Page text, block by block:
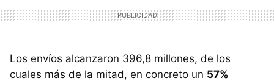
Los envíos alcanzaron 396,8 millones, de los
cuales más de la mitad, en concreto un 57%